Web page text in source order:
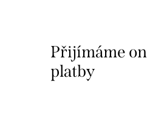
Přijímáme
platby